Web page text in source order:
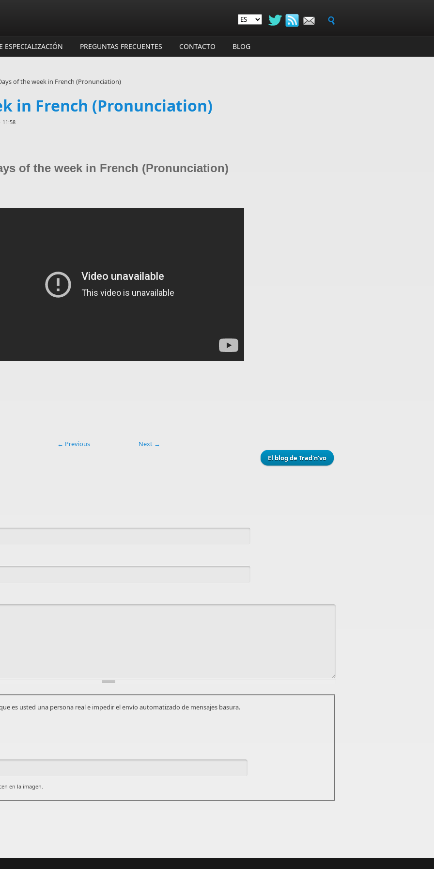
ESPECIALIZACIÓN PREGUNTAS FRECUENTES CONTACTO BLOG
of the week in French (Pronunciation)
in French (Pronunciation)
11:58
of the week in French (Pronunciation)
← Previous
Next →
El blog de Trad'n'vo
es usted una persona real e impedir el envío automatizado de mensajes basura.
en la imagen.